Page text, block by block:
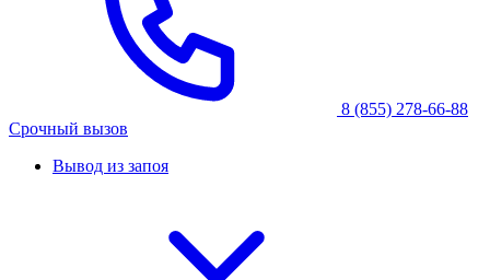
8 (855) 278-66-88
Срочный вызов
Вывод из запоя